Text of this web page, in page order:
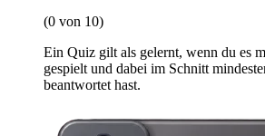
(0 von 10)
Ein Quiz gilt als gelernt, wenn du es
gespielt und dabei im Schnitt
beantwortet hast.